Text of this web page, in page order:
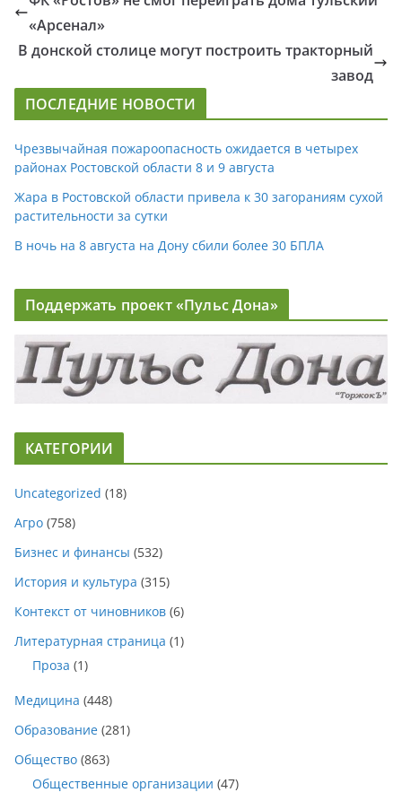
«Арсенал»
В донской столице могут построить тракторный
завод
ПОСЛЕДНИЕ НОВОСТИ
Чрезвычайная пожароопасность ожидается в четырех
районах Ростовской области 8 и 9 августа
Жара в Ростовской области привела к 30 загораниям сухой
растительности за сутки
В ночь на 8 августа на Дону сбили более 30 БПЛА
Поддержать проект «Пульс Дона»
КАТЕГОРИИ
Uncategorized (18)
Агро (758)
Бизнес и финансы (532)
История и культура (315)
Контекст от чиновников (6)
Литературная страница (1)
Проза (1)
Медицина (448)
Образование (281)
Общество (863)
Общественные организации (47)